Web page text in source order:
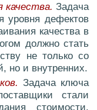
качества. Задача
уровня дефектов
качества в
должно стать
не только со
но и внутренних.
Задача ключа
стали
стоимости.